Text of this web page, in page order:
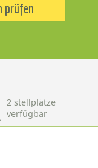
prüfen
2 stellplätze
verfügbar